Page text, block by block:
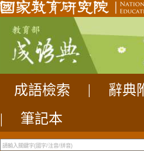
成語檢索 辭典
|
筆記本